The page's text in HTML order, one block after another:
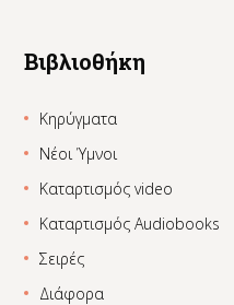
Βιβλιοθήκη
Κηρύγματα
Νέοι Ύμνοι
Καταρτισμός video
Καταρτισμός Audiobooks
Σειρές
Διάφορα